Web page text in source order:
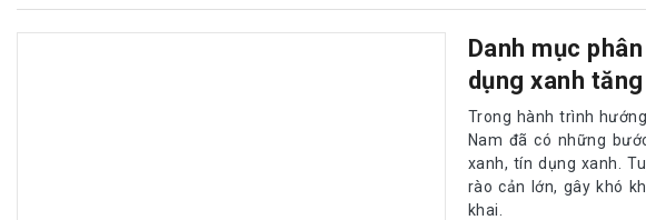
Danh mục
dụng xanh
Trong hành trình
Nam đã có những
xanh, tín dụng xanh.
rào cản lớn, gây khó
khai.